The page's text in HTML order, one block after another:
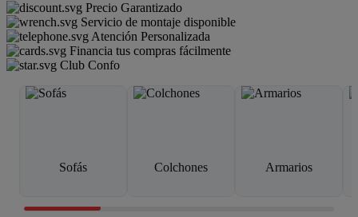
Precio Garantizado
Servicio de montaje disponible
Atención Personalizada
Financia tus compras fácilmente
Club Confo
Sofás Colchones Armarios